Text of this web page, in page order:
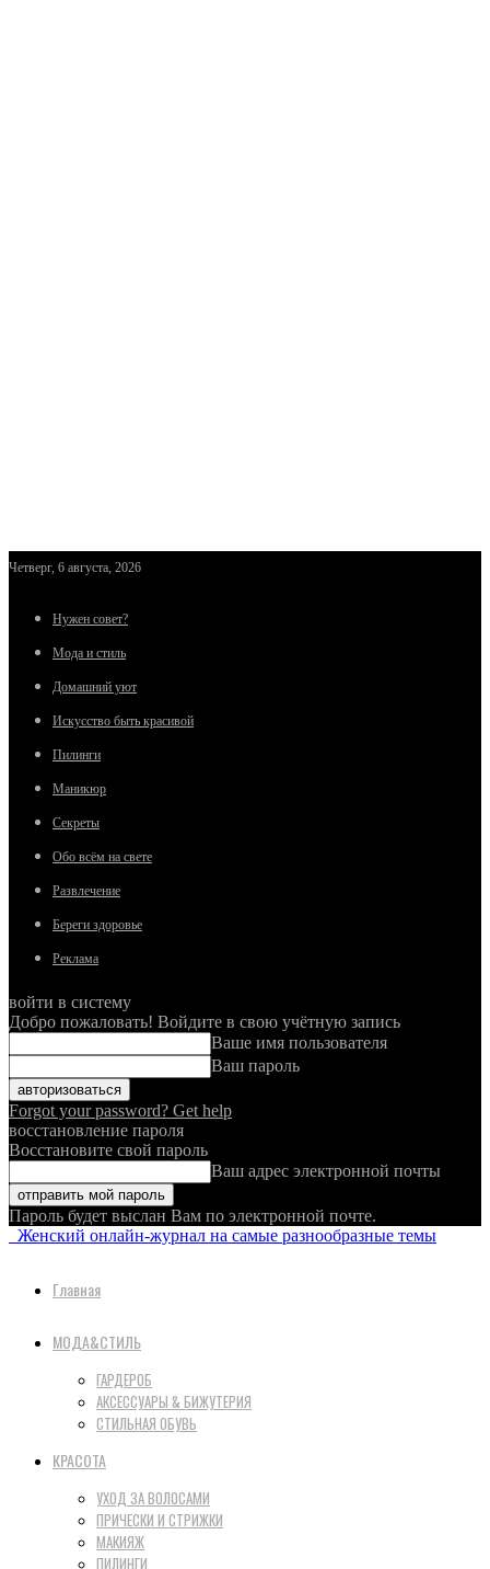
Четверг, 6 августа, 2026
Нужен совет?
Мода и стиль
Домашний уют
Искусство быть красивой
Пилинги
Маникюр
Секреты
Обо всём на свете
Развлечение
Береги здоровье
Реклама
войти в систему
Добро пожаловать! Войдите в свою учётную запись
Ваше имя пользователя
Ваш пароль
Forgot your password? Get help
восстановление пароля
Восстановите свой пароль
Ваш адрес электронной почты
Пароль будет выслан Вам по электронной почте.
Женский онлайн-журнал на самые разнообразные темы
Главная
МОДА&СТИЛЬ
ГАРДЕРОБ
АКСЕССУАРЫ & БИЖУТЕРИЯ
СТИЛЬНАЯ ОБУВЬ
КРАСОТА
УХОД ЗА ВОЛОСАМИ
ПРИЧЕСКИ И СТРИЖКИ
МАКИЯЖ
ПИЛИНГИ